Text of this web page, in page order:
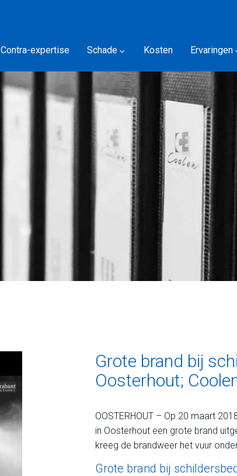
Contra-expertise Schade Kosten Ervaringen
Grote brand bij
Oosterhout;
OOSTERHOUT – Op 20 maart
in Oosterhout een grote brand
kreeg de brandweer het vuur
Grote brand bij